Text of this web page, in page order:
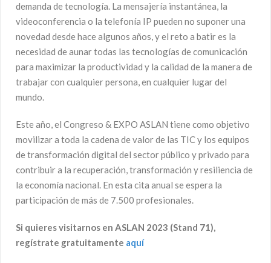
demanda de tecnología. La mensajería instantánea, la
videoconferencia o la telefonía IP pueden no suponer una
novedad desde hace algunos años, y el reto a batir es la
necesidad de aunar todas las tecnologías de comunicación
para maximizar la productividad y la calidad de la manera de
trabajar con cualquier persona, en cualquier lugar del
mundo.
Este año, el Congreso & EXPO ASLAN tiene como objetivo
movilizar a toda la cadena de valor de las TIC y los equipos
de transformación digital del sector público y privado para
contribuir a la recuperación, transformación y resiliencia de
la economía nacional. En esta cita anual se espera la
participación de más de 7.500 profesionales.
Si quieres visitarnos en ASLAN 2023 (Stand 71),
regístrate gratuitamente aquí